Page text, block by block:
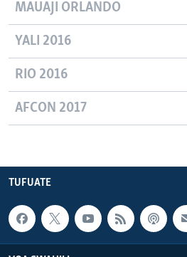
MAUAJI ORLANDO
YALI 2016
RIO 2016
AFCON 2017
TUFUATE